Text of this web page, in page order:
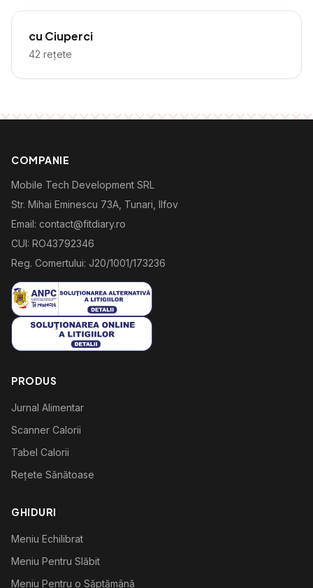
cu Ciuperci
42 rețete
COMPANIE
Mobile Tech Development SRL
Str. Mihai Eminescu 73A, Tunari, Ilfov
Email: contact@fitdiary.ro
CUI: RO43792346
Reg. Comertului: J20/1001/173236
PRODUS
Jurnal Alimentar
Scanner Calorii
Tabel Calorii
Rețete Sănătoase
GHIDURI
Meniu Echilibrat
Meniu Pentru Slăbit
Meniu Pentru o Săptămână